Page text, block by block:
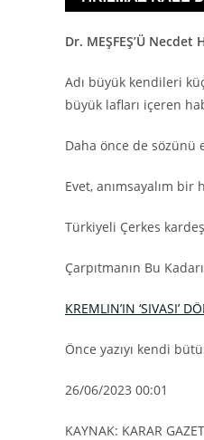
Dr. MEŞFEŞ’Ü Necdet
Adı büyük kendileri
büyük lafları içeren
Daha önce de sözünü
Evet, anımsayalım
Türkiyeli Çerkes
Çarpıtmanın Bu Kadarı
KREMLIN’IN ‘SIVASI’
Önce yazıyı kendi
26/06/2023 00:01
KAYNAK: KARAR